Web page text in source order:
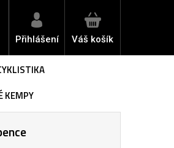
Přihlášení Váš košík
KEMPY